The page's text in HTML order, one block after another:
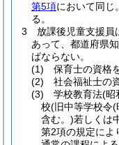
第5項において同じ
る。
3
放課後児童支援員
あって、都道府県
ばならない。
(1)
保育士の資格
(2)
社会福祉士の
(3)
学校教育法(昭
校(旧中等学校令(
含む。)若しくは
第2項の規定によ